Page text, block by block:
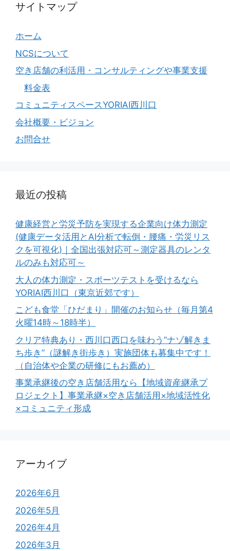
サイトマップ
ホーム
NCSについて
空き店舗の利活用・コンサルティングや事業支援
料金表
コミュニティスペースYORIAI西川口
会社概要・ビジョン
お問合せ
最近の投稿
健康経営と労災予防を実現する企業向け体力測定
(健康データ活用とAI分析で転倒・腰痛・労災リス
クを可視化)｜全国出張対応可～測定器具のレンタ
ルのみも対応可～
大人の体力測定・スポーツテストを受けるなら
YORIAI西川口（東京近郊です）
こども食堂「ひだまり」開催のお知らせ（毎月第4
火曜14時～18時半）
クリア特典あり・西川口西口を味わう”ナゾ解きま
ち歩き”（謎解き街歩き）実施団体も募集中です！
（自治体や企業の研修にもお薦め）
事業承継後の空き店舗活用なら【地域資産継承プ
ロジェクト】事業承継×空き店舗活用×地域活性化
×コミュニティ形成
アーカイブ
2026年6月
2026年5月
2026年4月
2026年3月